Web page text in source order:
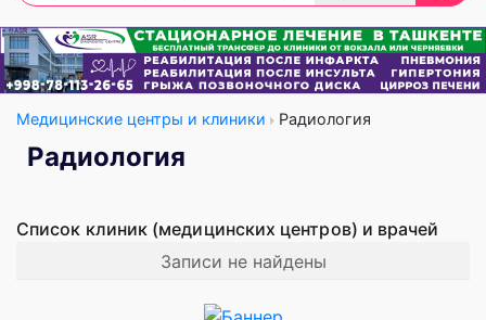
Медицинские центры и клиники Радиология
Радиология
Список клиник (медицинских центров) и врачей
Записи не найдены